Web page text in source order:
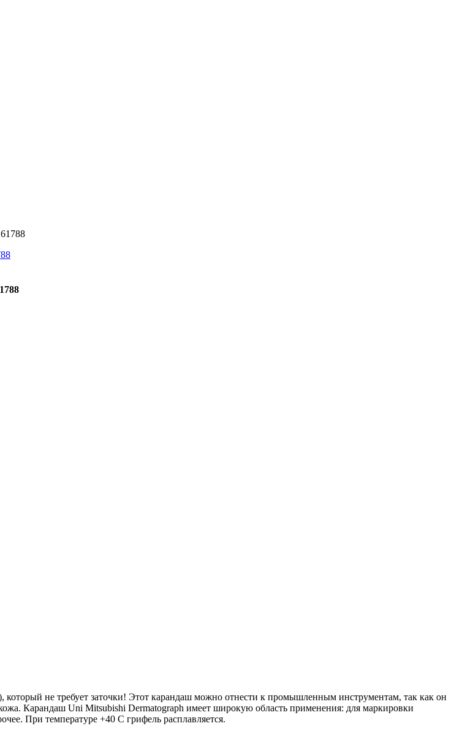
не требует заточки! Этот карандаш можно отнести к промышленным инструментам, так как он
Карандаш Uni Mitsubishi Dermatograph имеет широкую область применения: для маркировки
При температуре +40 С грифель расплавляется.